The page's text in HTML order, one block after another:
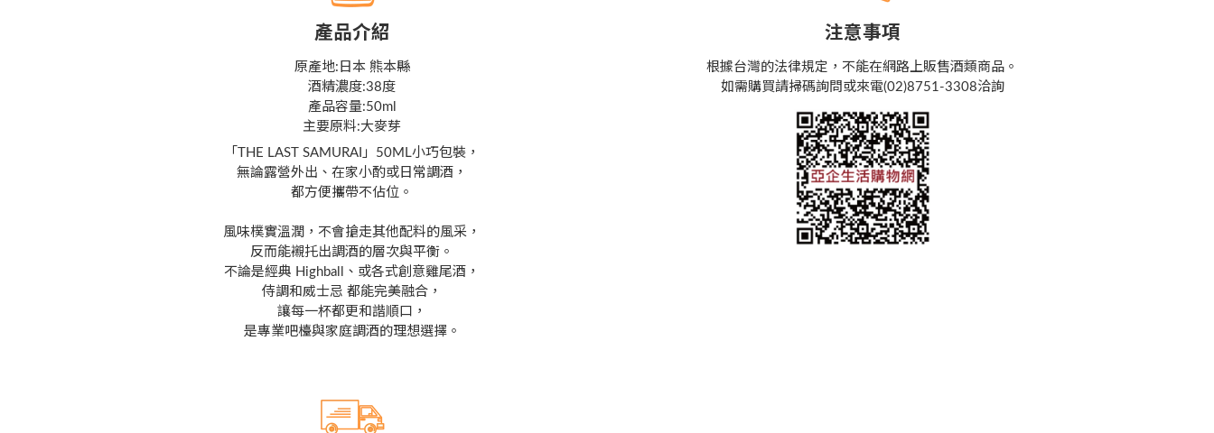
產品介紹
原產地:日本 熊本縣
酒精濃度:38度
產品容量:50ml
主要原料:大麥芽
「THE LAST SAMURAI」50ML小巧包裝，
無論露營外出、在家小酌或日常調酒，
都方便攜帶不佔位。
風味樸實溫潤，不會搶走其他配料的風采，
反而能襯托出調酒的層次與平衡。
不論是經典 Highball、或各式創意雞尾酒，
侍調和威士忌 都能完美融合，
讓每一杯都更和諧順口，
是專業吧檯與家庭調酒的理想選擇。
注意事項
根據台灣的法律規定，不能在網路上販售酒類商品。
如需購買請掃碼詢問或來電(02)8751-3308洽詢